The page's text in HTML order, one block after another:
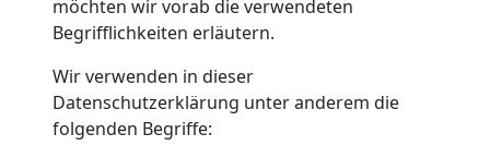
möchten wir vorab die verwendeten
Begrifflichkeiten erläutern.
Wir verwenden in dieser
Datenschutzerklärung unter anderem die
folgenden Begriffe: